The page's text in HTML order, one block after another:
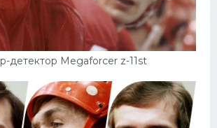
детектор Megaforcer z-11st